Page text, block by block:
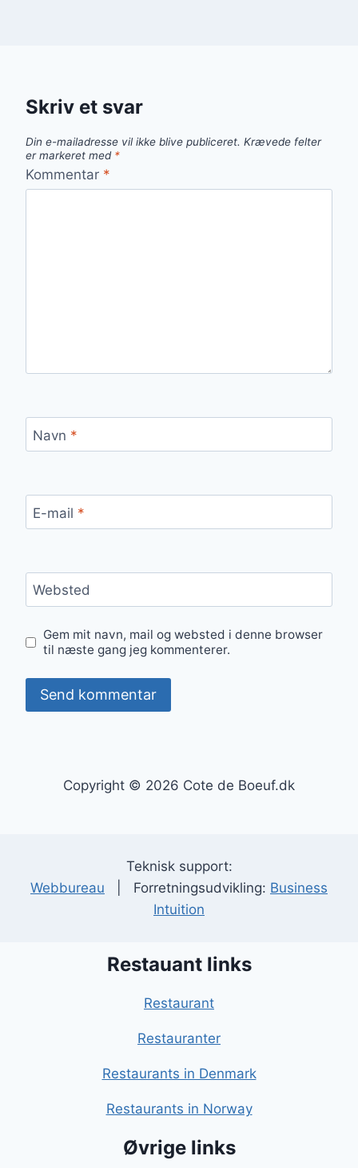
Skriv et svar
Din e-mailadresse vil ikke blive publiceret. Krævede felter
er markeret med *
Kommentar *
Navn *
E-mail *
Websted
Gem mit navn, mail og websted i denne browser
til næste gang jeg kommenterer.
Copyright © 2026 Cote de Boeuf.dk
Teknisk support:
Webbureau | Forretningsudvikling: Business
Intuition
Restauant links
Restaurant
Restauranter
Restaurants in Denmark
Restaurants in Norway
Øvrige links